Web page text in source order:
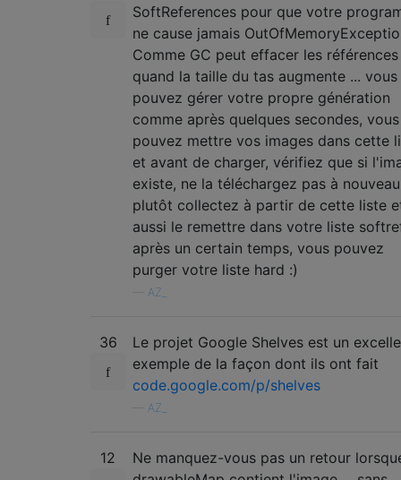
Log.d(this.getClass().
InputStream
fetch
Drawable drawable = Drawable .
if (drawable != null) {
                drawableMap
.put (urlString,
Log.d(this.getClass().
drawable
drawable
} else
{
Log.w( this.getClass().
}
return null;
} catch ( IOException e )
{
Log.e(this.getClass().
SoftReferences pour que votre
ne cause jamais
Comme GC peut effacer les références
quand la taille du tas augmente ... vous
pouvez gérer votre propre génération
comme après quelques secondes, vous
pouvez mettre vos images dans cette
et avant de charger, vérifiez que si
existe, ne la téléchargez pas à nouveau
plutôt collectez à partir de cette liste
aussi le remettre dans votre liste
après un certain temps, vous pouvez
purger votre liste hard :)
AZ_
36
Le projet Google Shelves est un
exemple de la façon dont ils ont fait
code.google.com/p/shelves
AZ_
12
Ne manquez-vous pas un retour